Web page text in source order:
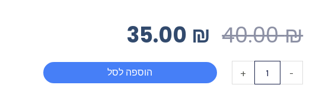
40.00₪ המחיר
המקורי
היה:
35.00 ₪
הנוכחי
הוא: -
של
+ הוספה לסל